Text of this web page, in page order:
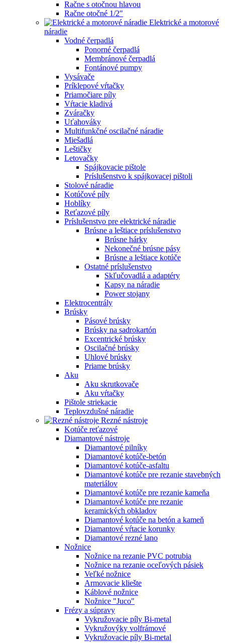
Račne s otočnou hlavou
Račne otočné 1/2"
Elektrické a motorové
náradie
Vodné čerpadlá
Ponorné čerpadlá
Membránové čerpadlá
Fontánové pumpy
Vysávače
Príklepové vŕtačky
Priamočiare píly
Vŕtacie kladivá
Zváračky
Uťahováky
Multifunkčné oscilačné náradie
Miešadlá
Leštičky
Letovačky
Spájkovacie pištole
Príslušenstvo k spájkovacej pištoli
Stolové náradie
Kotúčové píly
Hoblíky
Reťazové píly
Príslušenstvo pre elektrické náradie
Brúsne a leštiace príslušenstvo
Brúsne hárky
Nekonečné brúsne pásy
Brúsne a leštiace kotúče
Ostatné príslušenstvo
Skľučovadlá a adaptéry
Kapsy na náradie
Power stojany
Elektrocentrály
Brúsky
Pásové brúsky
Brúsky na sadrokartón
Excentrické brúsky
Oscilačné brúsky
Uhlové brúsky
Priame brúsky
Aku
Aku skrutkovače
Aku vŕtačky
Pištole striekacie
Teplovzdušné náradie
Rezné nástroje
Kotúče reťazové
Diamantové nástroje
Diamantové pilníky
Diamantové kotúče-betón
Diamantové kotúče-asfaltu
Diamantové kotúče pre rezanie stavebných
materiálov
Diamantové kotúče pre rezanie kameňa
Diamantové kotúče pre rezanie
keramických obkladov
Diamantové kotúče na betón a kameň
Diamantové vŕtacie korunky
Diamantové rezné lano
Nožnice
Nožnice na rezanie PVC potrubia
Nožnice na rezanie oceľových pásiek
Veľké nožnice
Armovacie kliešte
Káblové nožnice
Nožnice "Juco"
Frézy a súpravy
Vykružovacie píly Bi-metal
Vykružovýky volfrámové
Vykružovacie píly Bi-metal